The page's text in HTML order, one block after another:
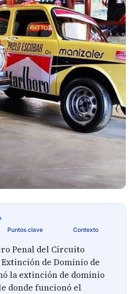
Puntos clave Contexto
Penal del Circuito
de Dominio de
la extinción de dominio
donde funcionó el